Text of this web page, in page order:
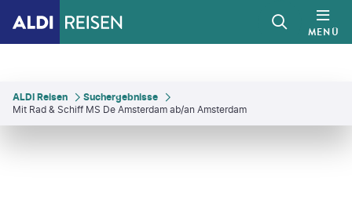
MENÜ
ALDI Reisen
Suchergebnisse
Mit Rad & Schiff MS De Amsterdam ab/an Amsterdam